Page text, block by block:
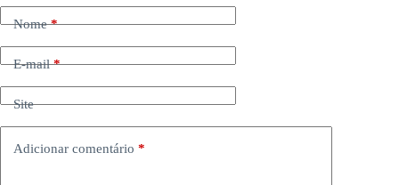
Nome*
E-mail*
Site
Adicionar comentário *